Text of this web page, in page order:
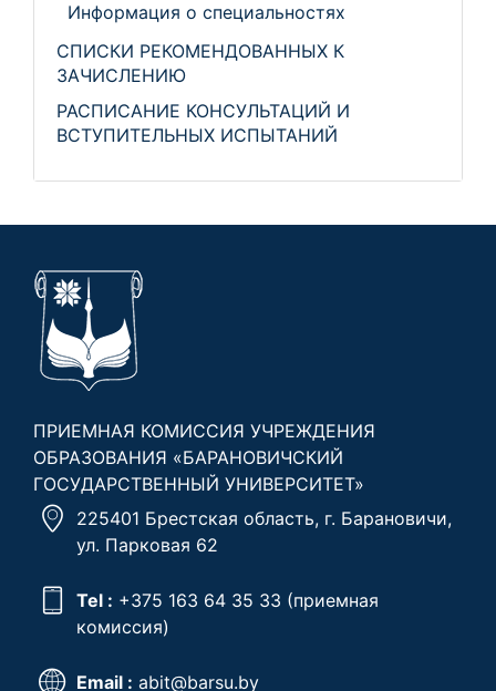
Информация о специальностях
СПИСКИ РЕКОМЕНДОВАННЫХ К
ЗАЧИСЛЕНИЮ
РАСПИСАНИЕ КОНСУЛЬТАЦИЙ И
ВСТУПИТЕЛЬНЫХ ИСПЫТАНИЙ
ПРИЕМНАЯ КОМИССИЯ УЧРЕЖДЕНИЯ
ОБРАЗОВАНИЯ «БАРАНОВИЧСКИЙ
ГОСУДАРСТВЕННЫЙ УНИВЕРСИТЕТ»
225401 Брестская область, г. Барановичи,
ул. Парковая 62
Tel : +375 163 64 35 33 (приемная
комиссия)
Email : abit@barsu.by